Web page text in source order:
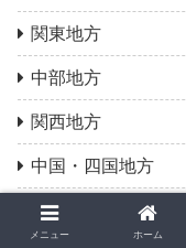
関東地方
中部地方
関西地方
中国・四国地方
九州・沖縄地方
メニュー ホーム